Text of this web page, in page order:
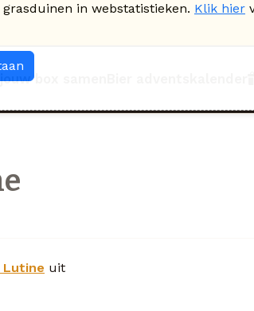
box samen
Lutine uit
in webstatistieken. Klik hier